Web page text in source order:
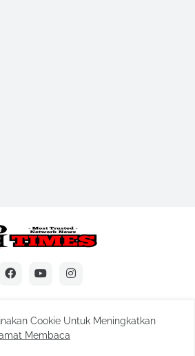
Itimes
Cookie Untuk Meningkatkan
Membaca